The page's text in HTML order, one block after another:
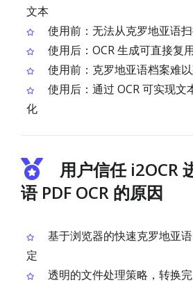
文本
使用前：无法从克罗地亚语
使用后：OCR 生成可直接复
使用前：克罗地亚语档案难
使用后：通过 OCR 可实现文
化
用户信任 i2OCR
语 PDF OCR 的原因
基于浏览器的快速克罗地亚
定
透明的文件处理策略，转换